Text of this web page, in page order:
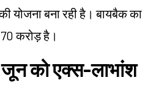
योजना बना रही है। बायबैक का
करोड़ है।
को एक्स-लाभांश